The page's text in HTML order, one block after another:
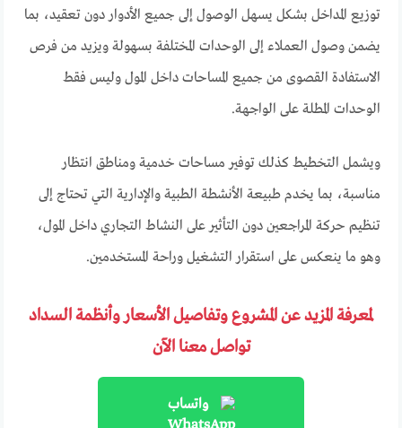
توزيع المداخل بشكل يسهل الوصول إلى جميع الأدوار دون تعقيد، بما
يضمن وصول العملاء إلى الوحدات المختلفة بسهولة ويزيد من فرص
الاستفادة القصوى من جميع المساحات داخل المول وليس فقط
الوحدات المطلة على الواجهة.
ويشمل التخطيط كذلك توفير مساحات خدمية ومناطق انتظار
مناسبة، بما يخدم طبيعة الأنشطة الطبية والإدارية التي تحتاج إلى
تنظيم حركة المراجعين دون التأثير على النشاط التجاري داخل المول،
وهو ما ينعكس على استقرار التشغيل وراحة المستخدمين.
لمعرفة المزيد عن المشروع وتفاصيل الأسعار وأنظمة السداد
تواصل معنا الآن
واتساب